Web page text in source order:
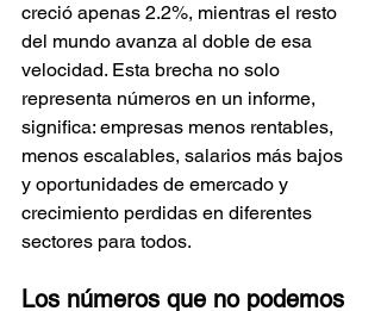
creció apenas 2.2%, mientras el resto
del mundo avanza al doble de esa
velocidad. Esta brecha no solo
representa números en un informe,
significa: empresas menos rentables,
menos escalables, salarios más bajos
y oportunidades de emercado y
crecimiento perdidas en diferentes
sectores para todos.​
Los números que no podemos